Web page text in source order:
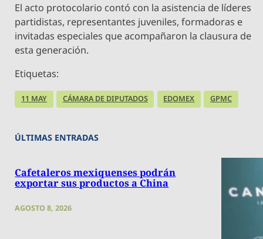
El acto protocolario contó con la asistencia de líderes
partidistas, representantes juveniles, formadoras e
invitadas especiales que acompañaron la clausura de
esta generación.
Etiquetas:
11 MAY CÁMARA DE DIPUTADOS EDOMEX GPMC
ÚLTIMAS ENTRADAS
Cafetaleros mexiquenses podrán
exportar sus productos a China
AGOSTO 8, 2026